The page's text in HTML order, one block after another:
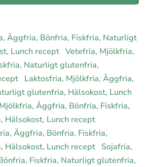
Äggfria, Bönfria, Fiskfria, Naturligt
Lunch recept Vetefria, Mjölkfria,
Naturligt glutenfria,
Laktosfria, Mjölkfria, Äggfria,
glutenfria, Hälsokost, Lunch
Äggfria, Bönfria, Fiskfria,
Lunch recept
Äggfria, Bönfria, Fiskfria,
Lunch recept Sojafria,
Fiskfria, Naturligt glutenfria,